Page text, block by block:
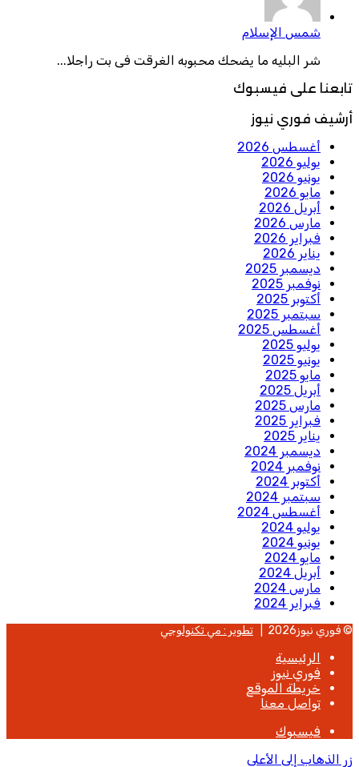
شمس الإسلام
شر البليه ما يضحك محبوبه الغرقت فى بت راجلا...
تابعنا على فيسبوك
أرشيف فوري نيوز
أغسطس 2026
يوليو 2026
يونيو 2026
مايو 2026
أبريل 2026
مارس 2026
فبراير 2026
يناير 2026
ديسمبر 2025
نوفمبر 2025
أكتوبر 2025
سبتمبر 2025
أغسطس 2025
يوليو 2025
يونيو 2025
مايو 2025
أبريل 2025
مارس 2025
فبراير 2025
يناير 2025
ديسمبر 2024
نوفمبر 2024
أكتوبر 2024
سبتمبر 2024
أغسطس 2024
يوليو 2024
يونيو 2024
مايو 2024
أبريل 2024
مارس 2024
فبراير 2024
© فوري نيوز2026 | تطوير : مي تكنولوجي
الرئيسية
فوري نيوز
خريطة الموقع
تواصل معنا
فيسبوك
زر الذهاب إلى الأعلى